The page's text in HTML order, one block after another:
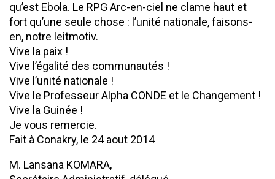
qu’est Ebola. Le RPG Arc-en-ciel ne clame haut et
fort qu’une seule chose : l’unité nationale, faisons-
en, notre leitmotiv.
Vive la paix !
Vive l’égalité des communautés !
Vive l’unité nationale !
Vive le Professeur Alpha CONDE et le Changement !
Vive la Guinée !
Je vous remercie.
Fait à Conakry, le 24 aout 2014
M. Lansana KOMARA,